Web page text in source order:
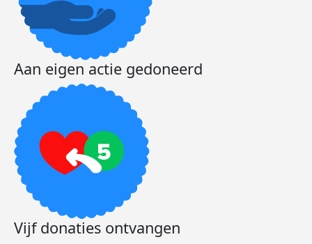
Aan eigen actie gedoneerd
Vijf donaties ontvangen